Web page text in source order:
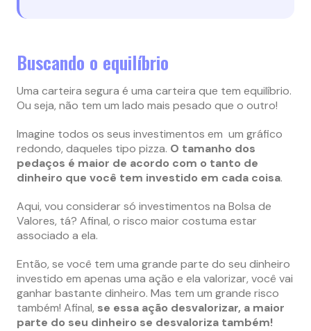
Buscando o equilíbrio
Uma carteira segura é uma carteira que tem equilíbrio.
Ou seja, não tem um lado mais pesado que o outro!
Imagine todos os seus investimentos em um gráfico
redondo, daqueles tipo pizza. O tamanho dos
pedaços é maior de acordo com o tanto de
dinheiro que você tem investido em cada coisa.
Aqui, vou considerar só investimentos na Bolsa de
Valores, tá? Afinal, o risco maior costuma estar
associado a ela.
Então, se você tem uma grande parte do seu dinheiro
investido em apenas uma ação e ela valorizar, você vai
ganhar bastante dinheiro. Mas tem um grande risco
também! Afinal, se essa ação desvalorizar, a maior
parte do seu dinheiro se desvaloriza também!